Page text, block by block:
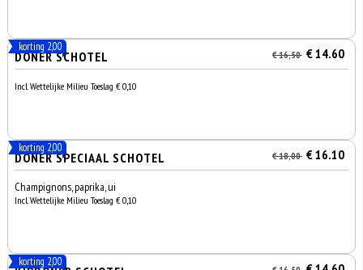
korting 2,00
DÖNER SCHOTEL € 16,50 € 14.60
Incl. Wettelijke Milieu Toeslag € 0,10
korting 2,00
DÖNER SPECIAAL SCHOTEL € 18,00 € 16.10
Champignons, paprika, ui
Incl. Wettelijke Milieu Toeslag € 0,10
korting 2,00